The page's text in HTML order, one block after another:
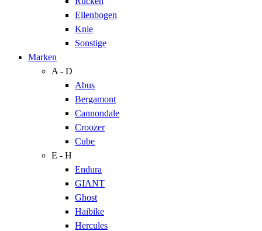
Ellenbogen
Knie
Sonstige
Marken
A - D
Abus
Bergamont
Cannondale
Croozer
Cube
E - H
Endura
GIANT
Ghost
Haibike
Hercules